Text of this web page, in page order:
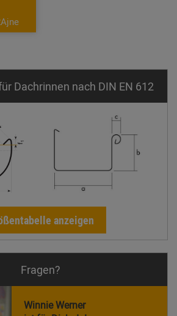
Dachrinnen nach DIN EN 612
anzeigen
Fragen?
Winnie Werner